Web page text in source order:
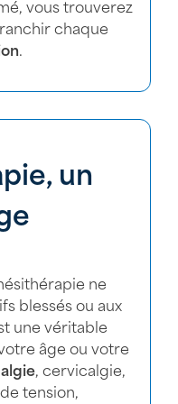
vous trouverez
chaque
.
un
ne
blessés ou aux
une véritable
âge ou votre
, cervicalgie,
tension,